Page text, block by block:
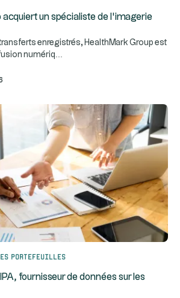
un spécialiste de l’imagerie
enregistrés, HealthMark Group est
numériq
portefeuilles
fournisseur de données sur les